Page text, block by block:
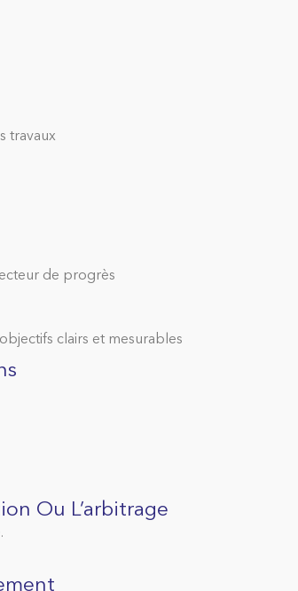
travaux
de progrès
clairs et mesurables
Ou L’arbitrage